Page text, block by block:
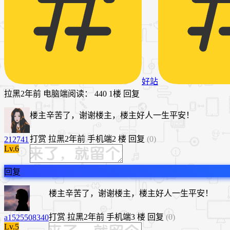
好站
拉黑2年前 电脑端阅读： 440 1楼 回复
212741
Lv.6
楼主辛苦了，谢谢楼主，楼主好人一生平安！
打赏 拉黑2年前 手机端2 楼 回复 (0)
回复
a1525508340
Lv.5
楼主辛苦了，谢谢楼主，楼主好人一生平安！
打赏 拉黑2年前 手机端3 楼 回复 (0)